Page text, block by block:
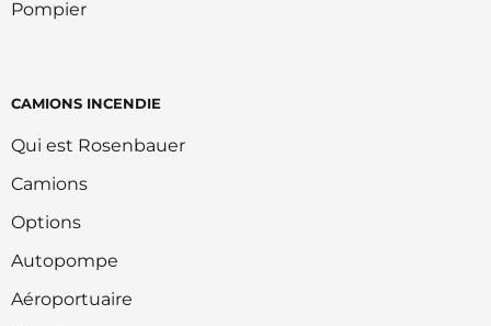
Pompier
CAMIONS INCENDIE
Qui est Rosenbauer
Camions
Options
Autopompe
Aéroportuaire